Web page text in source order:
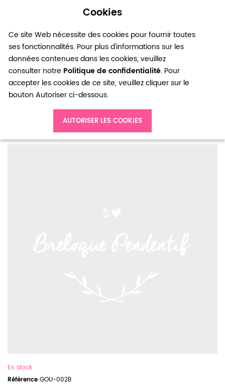
Cookies
Ce site Web nécessite des cookies pour fournir toutes
ses fonctionnalités. Pour plus d'informations sur les
données contenues dans les cookies, veuillez
consulter notre Politique de confidentialité. Pour
accepter les cookies de ce site, veuillez cliquer sur le
bouton Autoriser ci-dessous.
AUTORISER LES COOKIES
0
Breloque Terminaison Goutte Bronze veilli x 20pcs
En stock
Référence GOU-002B